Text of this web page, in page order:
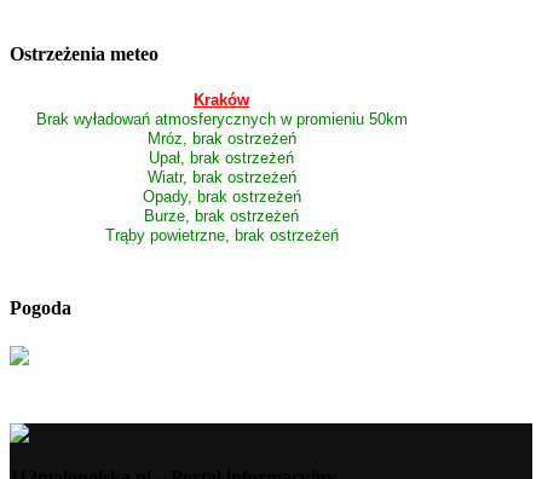
Ostrzeżenia meteo
Kraków
Brak wyładowań atmosferycznych w promieniu 50km
Mróz, brak ostrzeżeń
Upał, brak ostrzeżeń
Wiatr, brak ostrzeżeń
Opady, brak ostrzeżeń
Burze, brak ostrzeżeń
Trąby powietrzne, brak ostrzeżeń
Pogoda